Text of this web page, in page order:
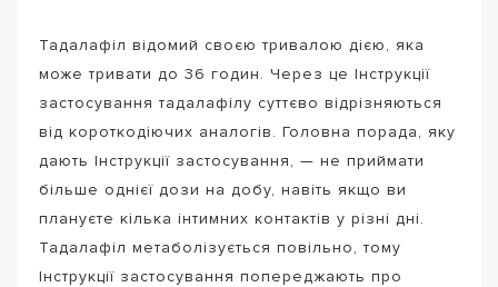
Тадалафіл відомий своєю тривалою дією, яка
може тривати до 36 годин. Через це Інструкції
застосування тадалафілу суттєво відрізняються
від короткодіючих аналогів. Головна порада, яку
дають Інструкції застосування, — не приймати
більше однієї дози на добу, навіть якщо ви
плануєте кілька інтимних контактів у різні дні.
Тадалафіл метаболізується повільно, тому
Інструкції застосування попереджають про